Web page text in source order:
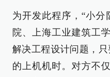
为开发此程序，“小分
院、上海工业建筑工
解决工程设计问题，
的上机机时。对方不